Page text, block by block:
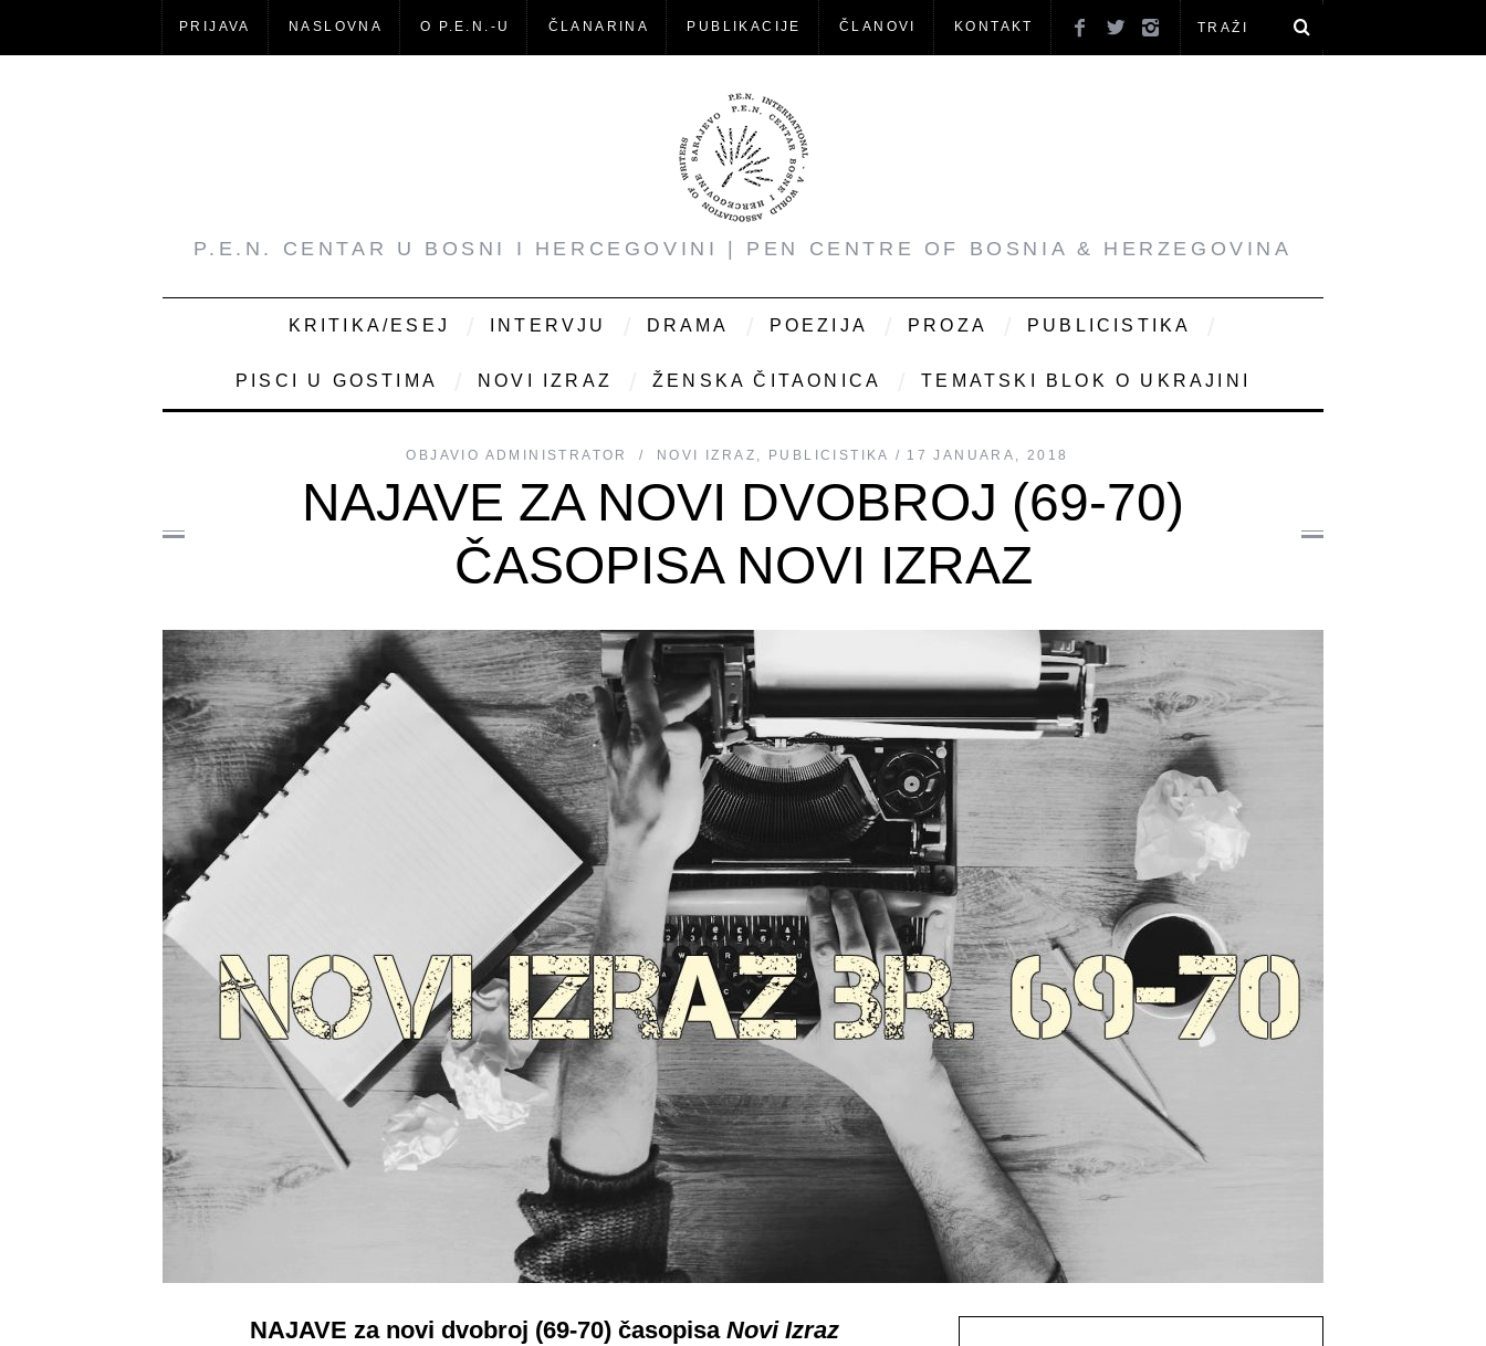
PRIJAVA NASLOVNA O P.E.N.-U ČLANARINA PUBLIKACIJE ČLANOVI KONTAKT
P.E.N. CENTAR U BOSNI I HERCEGOVINI | PEN CENTRE OF BOSNIA & HERZEGOVINA
KRITIKA/ESEJ INTERVJU DRAMA POEZIJA PROZA PUBLICISTIKA
PISCI U GOSTIMA NOVI IZRAZ ŽENSKA ČITAONICA TEMATSKI BLOK O UKRAJINI
OBJAVIO ADMINISTRATOR NOVI IZRAZ , PUBLICISTIKA 17 JANUARA, 2018
NAJAVE ZA NOVI DVOBROJ (69-70)
ČASOPISA NOVI IZRAZ
NAJAVE za novi dvobroj (69-70) časopisa Novi Izraz